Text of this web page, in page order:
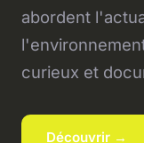
abordent
curieux et
Découvrir →